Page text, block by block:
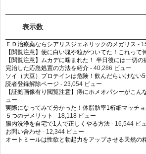
表示数
ＥＤ治療薬ならシアリスジェネリックのメガリス -
【閲覧注意】便に白い塊や粒がついてた！これって
【閲覧注意】ムカデに噛まれた！ 半日後には一切
完治した応急処置の方法を紹介 - 40,286 ビュー
ソイ（大豆）プロテインは危険！飲んだらいけない
読者登録解除ページ - 23,054 ビュー
【証拠画像有り閲覧注意】痔にホメオパシーがこん
ュー
実際になってみて分かった！体脂肪率1桁細マッチ
５つのデメリット - 18,118 ビュー
腸内洗浄を自宅で1人で正しくやる方法 - 16,544 ビ
お問い合わせ - 12,344 ビュー
オートミールは性欲と勃起力をアップさせる天然の